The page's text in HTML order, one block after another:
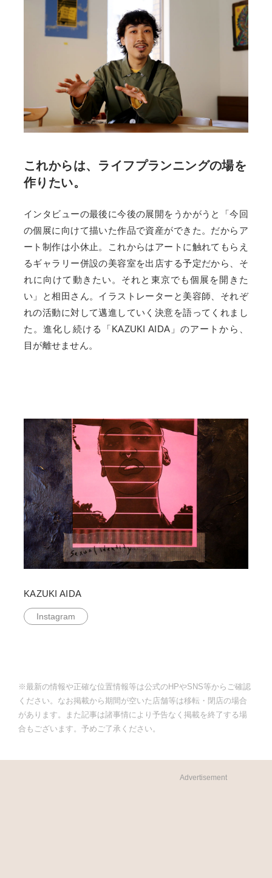
これからは、ライフプランニングの場を
作りたい。
インタビューの最後に今後の展開をうかがうと「今回
の個展に向けて描いた作品で資産ができた。だからア
ート制作は小休止。これからはアートに触れてもらえ
るギャラリー併設の美容室を出店する予定だから、そ
れに向けて動きたい。それと東京でも個展を開きた
い」と相田さん。イラストレーターと美容師、それぞ
れの活動に対して邁進していく決意を語ってくれまし
た。進化し続ける「KAZUKI AIDA」のアートから、
目が離せません。
KAZUKI AIDA
Instagram
※最新の情報や正確な位置情報等は公式のHPやSNS等からご確認
ください。なお掲載から期間が空いた店舗等は移転・閉店の場合
があります。また記事は諸事情により予告なく掲載を終了する場
合もございます。予めご了承ください。
Advertisement